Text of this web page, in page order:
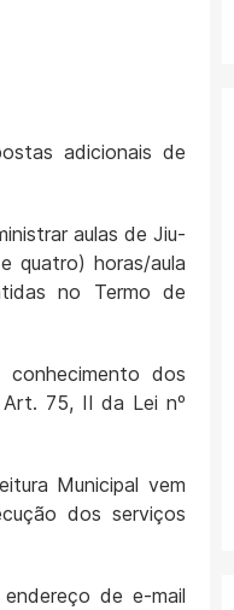
adicionais de
aulas de Jiu-
quatro) horas/aula
no Termo de
dos
75, II da Lei nº
Municipal vem
dos serviços
de e-mail